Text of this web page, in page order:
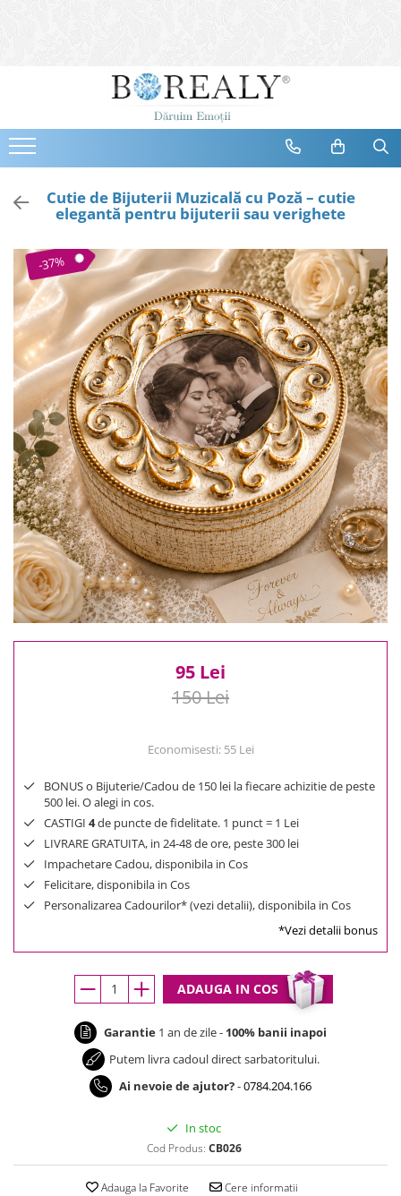
Bijuterii
Cercei
Bratari
Coliere
Tiare
Destinatari
Bijuterii Femei
Bijuterii Copii
Bijuterii Mirese
Selectii
Reduceri
Cele mai noi
Cele mai vandute
Cele mai votate
Cu video
Pret
0 Lei - 100 Lei
100 Lei - 200 Lei
200 Lei - 300 Lei
300 Lei - 500 Lei
Cutie de Bijuterii Muzicală cu Poză – cutie
elegantă pentru bijuterii sau verighete
-37%
95 Lei
150 Lei
Economisesti: 55 Lei
BONUS o Bijuterie/Cadou de 150 lei la fiecare achizitie de peste
500 lei. O alegi in cos.
CASTIGI 4de puncte de fidelitate. 1 punct = 1 Lei
LIVRARE GRATUITA, in 24-48 de ore, peste 300 lei
Impachetare Cadou, disponibila in Cos
Felicitare, disponibila in Cos
Personalizarea Cadourilor* (vezi detalii), disponibila in Cos
*Vezi detalii bonus
ADAUGA IN COS
Garantie 1 an de zile - 100% banii inapoi
Putem livra cadoul direct sarbatoritului.
Ai nevoie de ajutor?-0784.204.166
In stoc
Cod Produs: CB026
Adauga la Favorite Cere informatii